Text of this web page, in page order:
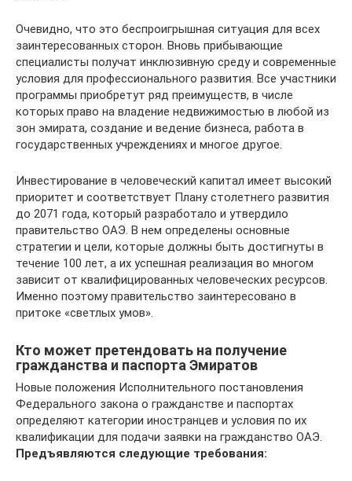
Очевидно, что это беспроигрышная ситуация для всех
заинтересованных сторон. Вновь прибывающие
специалисты получат инклюзивную среду и современные
условия для профессионального развития. Все участники
программы приобретут ряд преимуществ, в числе
которых право на владение недвижимостью в любой из
зон эмирата, создание и ведение бизнеса, работа в
государственных учреждениях и многое другое.
Инвестирование в человеческий капитал имеет высокий
приоритет и соответствует Плану столетнего развития
до 2071 года, который разработало и утвердило
правительство ОАЭ. В нем определены основные
стратегии и цели, которые должны быть достигнуты в
течение 100 лет, а их успешная реализация во многом
зависит от квалифицированных человеческих ресурсов.
Именно поэтому правительство заинтересовано в
притоке «светлых умов».
Кто может претендовать на получение
гражданства и паспорта Эмиратов
Новые положения Исполнительного постановления
Федерального закона о гражданстве и паспортах
определяют категории иностранцев и условия по их
квалификации для подачи заявки на гражданство ОАЭ.
Предъявляются следующие требования: